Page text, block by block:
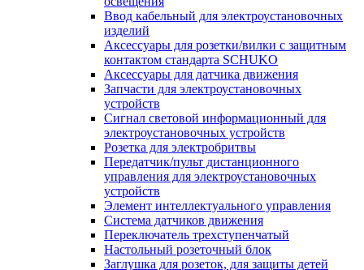
Ввод кабельный для электроустановочных
изделий
Аксессуары для розетки/вилки с защитным
контактом стандарта SCHUKO
Аксессуары для датчика движения
Запчасти для электроустановочных
устройств
Сигнал световой информационный для
электроустановочных устройств
Розетка для электробритвы
Передатчик/пульт дистанционного
управления для электроустановочных
устройств
Элемент интеллектуального управления
Система датчиков движения
Переключатель трехступенчатый
Настольный розеточный блок
Заглушка для розеток, для защиты детей